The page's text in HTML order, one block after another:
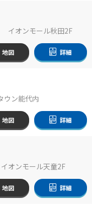
イオンモール秋田2F
地図 詳細
ン能代内
地図 詳細
オンモール天童2F
地図 詳細